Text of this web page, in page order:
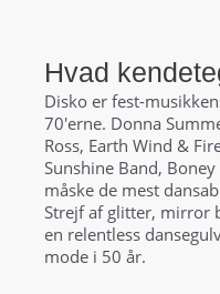
Hvad
Disko er fest-
70'erne. Donna
Ross, Earth Wind &
Sunshine Band,
måske de mest
Strejf af glitter, mirror
en relentless
mode i 50 år.